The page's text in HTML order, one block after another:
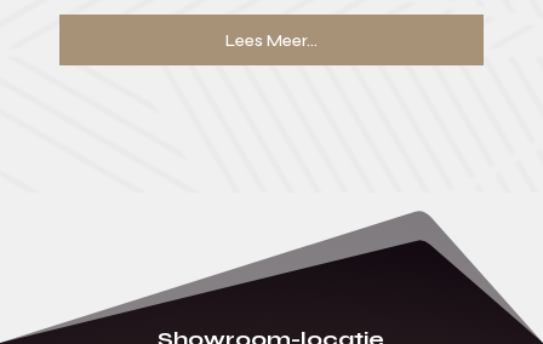
Lees Meer...